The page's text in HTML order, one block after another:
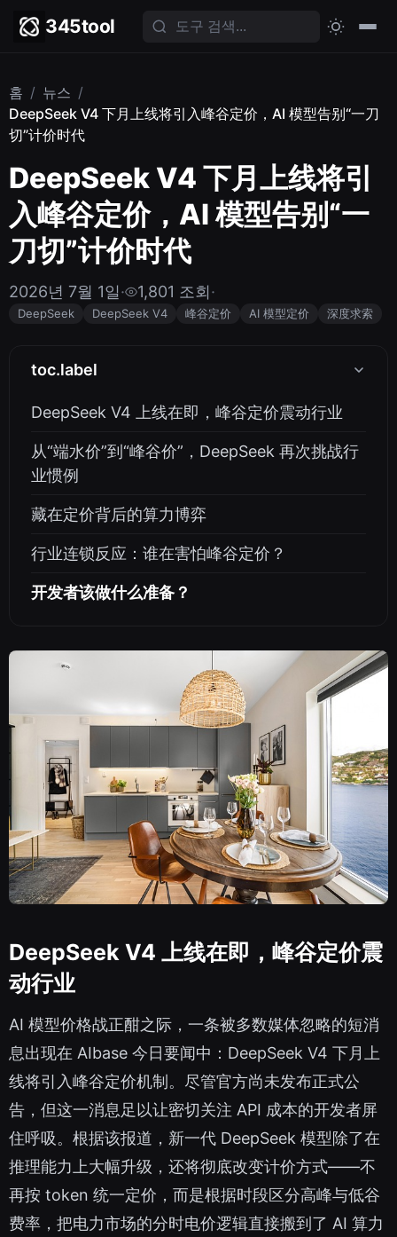
345tool
홈 / 뉴스 /
DeepSeek V4 下月上线将引入峰谷定价，AI 模型告别“一刀
切”计价时代
DeepSeek V4 下月上线将引
入峰谷定价，AI 模型告别“一
刀切”计价时代
2026년 7월 1일· 1,801 조회·
DeepSeek DeepSeek V4 峰谷定价 AI 模型定价 深度求索
toc.label
DeepSeek V4 上线在即，峰谷定价震动行业
从“端水价”到“峰谷价”，DeepSeek 再次挑战行
业惯例
藏在定价背后的算力博弈
行业连锁反应：谁在害怕峰谷定价？
开发者该做什么准备？
DeepSeek V4 上线在即，峰谷定价震
动行业
AI 模型价格战正酣之际，一条被多数媒体忽略的短消
息出现在 AIbase 今日要闻中：DeepSeek V4 下月上
线将引入峰谷定价机制。尽管官方尚未发布正式公
告，但这一消息足以让密切关注 API 成本的开发者屏
住呼吸。根据该报道，新一代 DeepSeek 模型除了在
推理能力上大幅升级，还将彻底改变计价方式——不
再按 token 统一定价，而是根据时段区分高峰与低谷
费率，把电力市场的分时电价逻辑直接搬到了 AI 算力